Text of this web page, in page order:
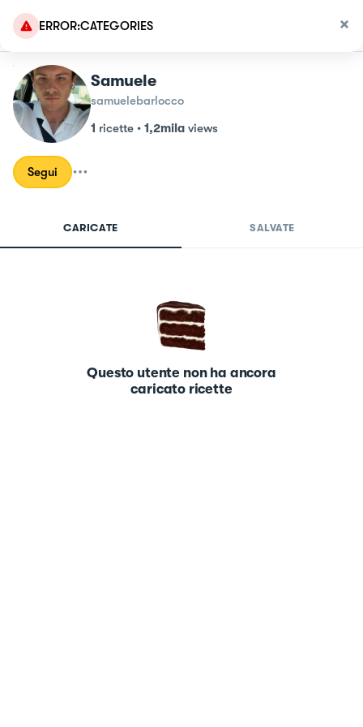
ERROR:CATEGORIES
Samuele
samuelebarlocco
1 ricette • 1,2mila views
Segui
CARICATE SALVATE
Questo utente non ha ancora
caricato ricette